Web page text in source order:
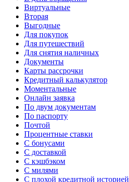
Виртуальные
Вторая
Выгодные
Для покупок
Для путешествий
Для снятия наличных
Документы
Карты рассрочки
Кредитный калькулятор
Моментальные
Онлайн заявка
По двум документам
По паспорту
Почтой
Процентные ставки
С бонусами
С доставкой
С кэшбэком
С милями
С плохой кредитной историей